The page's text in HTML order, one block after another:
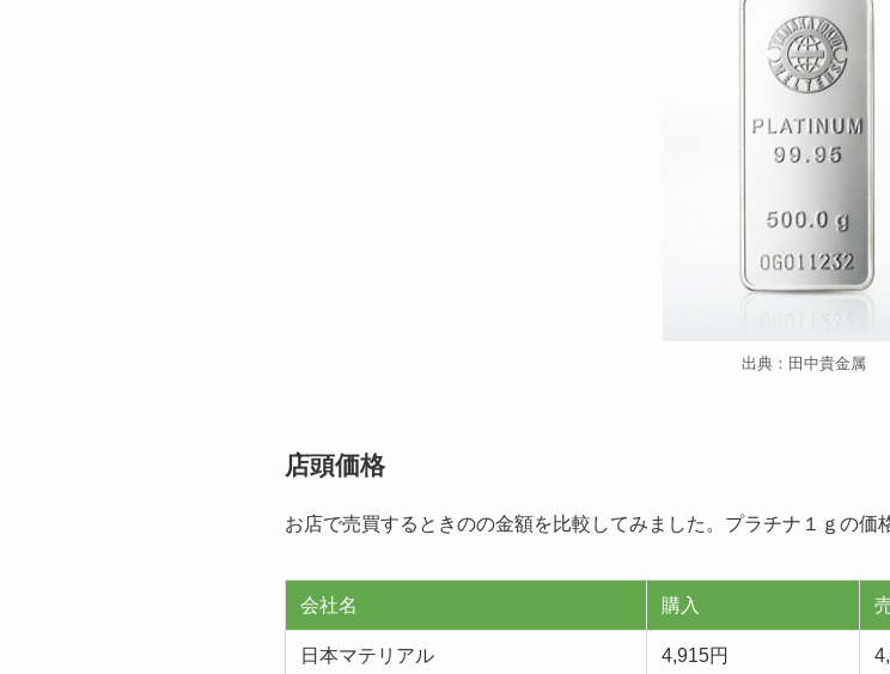
出典：田中貴金属
店頭価格
お店で売買するときのの金額を比較してみました。プラチナ１ｇの価
会社名 購入
日本マテリアル 4,915円